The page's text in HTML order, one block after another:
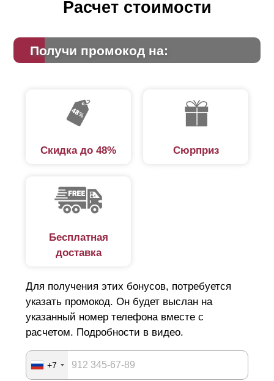
Расчет стоимости
Получи промокод на:
Скидка до 48% Сюрприз
Бесплатная
доставка
Для получения этих бонусов, потребуется
указать промокод. Он будет выслан на
указанный номер телефона вместе с
расчетом. Подробности в видео.
+7